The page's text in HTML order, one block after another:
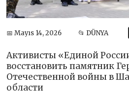
📅 Mayıs 14, 2026 📂 DÜNYA
Активисты «Единой
восстановить памятник
Отечественной войны в
области